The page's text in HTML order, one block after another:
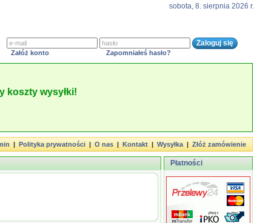
sobota, 8. sierpnia 2026 r.
Załóż konto Zapomniałeś hasło?
koszty wysyłki!
|Polityka prywatności|O nas|Kontakt|Wysyłka|Złóż zamówienie
Płatności